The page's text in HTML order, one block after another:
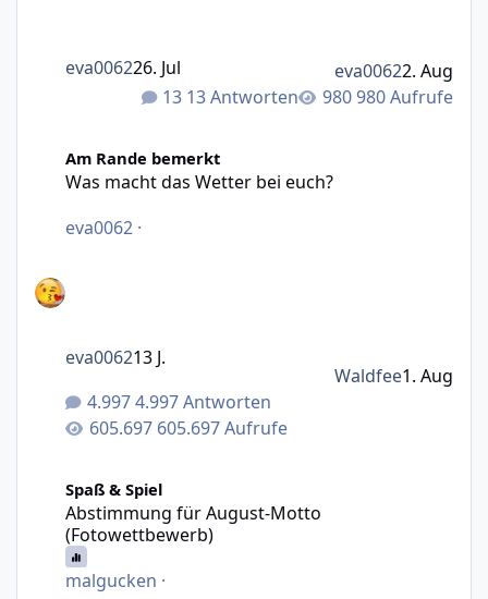
13 Antworten 980 Aufrufe
eva006226. Jul eva00622. Aug
Am Rande bemerkt
Was macht das Wetter bei euch?
eva0062 ·
4.997 Antworten
605.697 Aufrufe
eva006213 J.
Waldfee1. Aug
Spaß & Spiel
Abstimmung für August-Motto
(Fotowettbewerb)
malgucken ·